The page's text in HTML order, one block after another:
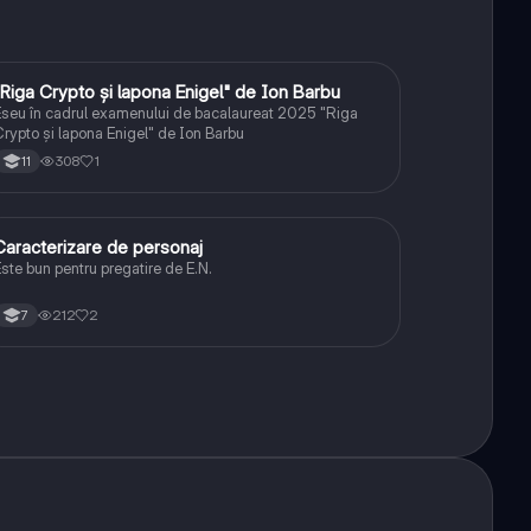
Limba și literatura română
Crypto și lapona Enigel" de Ion Barbu
în cadrul examenului de bacalaureat 2025 "Riga
și lapona Enigel" de Ion Barbu
11 308 1
Limba și literatura română
de personaj
bun pentru pregatire de E.N.
7 212 2